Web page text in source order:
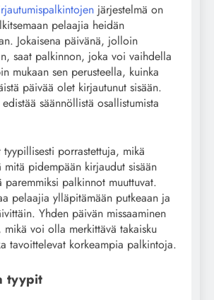
järjestelmä on
pelaajia heidän
Jokaisena päivänä, jolloin
saat palkinnon, joka voi vaihdella
mukaan sen perusteella, kuinka
päivää olet kirjautunut sisään.
säännöllistä osallistumista
porrastettuja, mikä
mitä pidempään kirjaudut sisään
paremmiksi palkinnot muuttuvat.
pelaajia ylläpitämään putkeaan ja
Yhden päivän missaaminen
voi olla merkittävä takaisku
tavoittelevat korkeampia palkintoja.
tyypit